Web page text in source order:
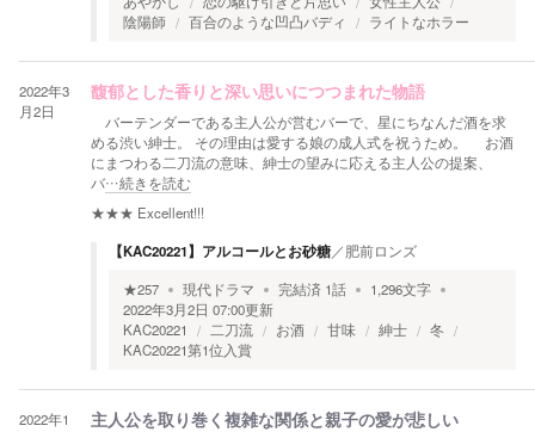
陰陽師
百合のような凹凸バディ ライトなホラー
2022年3
月2日
馥郁とした香りと深い思いにつつまれた物語
バーテンダーである主人公が営むバーで、星にちなんだ酒を求
める渋い紳士。 その理由は愛する娘の成人式を祝うため。 お酒
にまつわる二刀流の意味、紳士の望みに応える主人公の提案、
バ…続きを読む
★★★ Excellent!!!
【KAC20221】アルコールとお砂糖／肥前ロンズ
★257 現代ドラマ 完結済 1話 1,296文字
2022年3月2日 07:00更新
KAC20221
二刀流 お酒 甘味 紳士
冬
KAC20221第1位入賞
2022年1
主人公を取り巻く複雑な関係と親子の愛が悲しい